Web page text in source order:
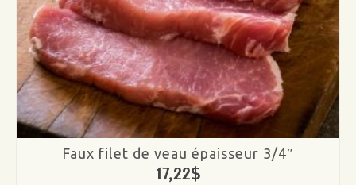
Faux filet de veau épaisseur 3/4″
17,22$